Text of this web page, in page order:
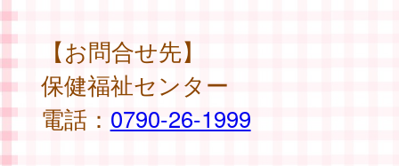
【お問合せ先】
保健福祉センター
電話： 0790-26-1999